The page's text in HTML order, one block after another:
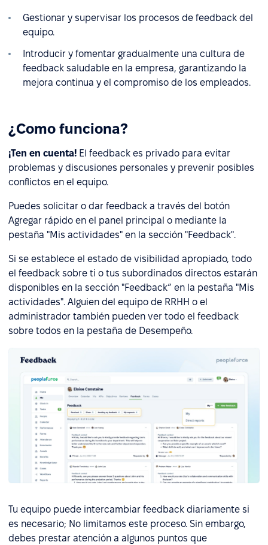
Gestionar y supervisar los procesos de feedback del
equipo.
Introducir y fomentar gradualmente una cultura de
feedback saludable en la empresa, garantizando la
mejora continua y el compromiso de los empleados.
¿Como funciona?
¡Ten en cuenta! El feedback es privado para evitar
problemas y discusiones personales y prevenir posibles
conflictos en el equipo.
Puedes solicitar o dar feedback a través del botón
Agregar rápido en el panel principal o mediante la
pestaña "Mis actividades" en la sección "Feedback".
Si se establece el estado de visibilidad apropiado, todo
el feedback sobre ti o tus subordinados directos estarán
disponibles en la sección "Feedback” en la pestaña "Mis
actividades". Alguien del equipo de RRHH o el
administrador también pueden ver todo el feedback
sobre todos en la pestaña de Desempeño.
Tu equipo puede intercambiar feedback diariamente si
es necesario; No limitamos este proceso. Sin embargo,
debes prestar atención a algunos puntos que